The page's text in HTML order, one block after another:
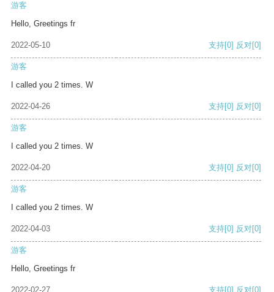
游客
Hello, Greetings fr
2022-05-10 支持[0] 反对[0]
游客
I called you 2 times. W
2022-04-26 支持[0] 反对[0]
游客
I called you 2 times. W
2022-04-20 支持[0] 反对[0]
游客
I called you 2 times. W
2022-04-03 支持[0] 反对[0]
游客
Hello, Greetings fr
2022-02-27 支持[0] 反对[0]